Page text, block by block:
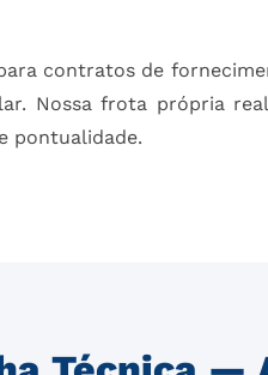
contratos de
Nossa frota própria
pontualidade.